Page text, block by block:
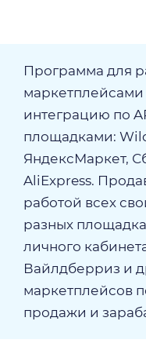
Программа для
маркетплейсами
интеграцию по
площадками:
ЯндексМаркет,
AliExpress.
работой всех
разных
личного
Вайлдберриз и
маркетплейсов
продажи и